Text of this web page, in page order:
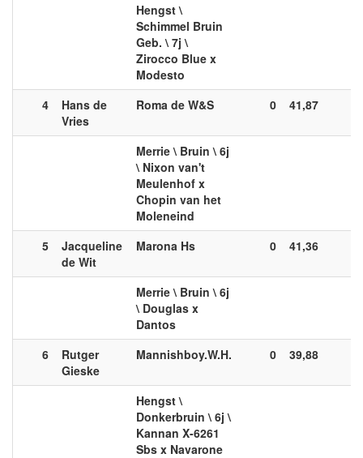
Hengst \
Schimmel Bruin
Geb. \ 7j \
Zirocco Blue x
Modesto
4
Hans de
Vries
Roma de W&S 0 41,87
Merrie \ Bruin \ 6j
\ Nixon van't
Meulenhof x
Chopin van het
Moleneind
5
Jacqueline
de Wit
Marona Hs 0 41,36
Merrie \ Bruin \ 6j
\ Douglas x
Dantos
6
Rutger
Gieske
Mannishboy.W.H. 0 39,88
Hengst \
Donkerbruin \ 6j \
Kannan X-6261
Sbs x Navarone